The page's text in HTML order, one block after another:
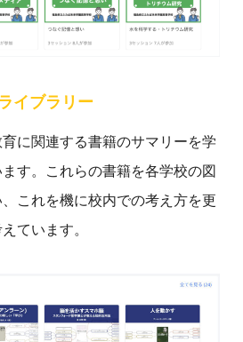
イブラリー
に関連する書籍のサマリーを学
す。これらの書籍を各学校の図
これを機に校内での考え方を更
ています。